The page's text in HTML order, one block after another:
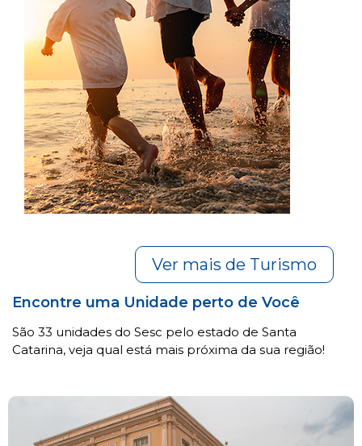
Ver mais de Turismo
Encontre uma Unidade perto de Você
São 33 unidades do Sesc pelo estado de Santa
Catarina, veja qual está mais próxima da sua região!